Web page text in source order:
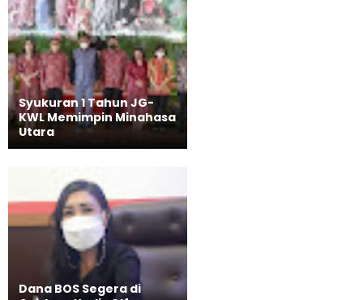
Syukuran 1 Tahun JG-
KWL Memimpin Minahasa
Utara
Dana BOS Segera di